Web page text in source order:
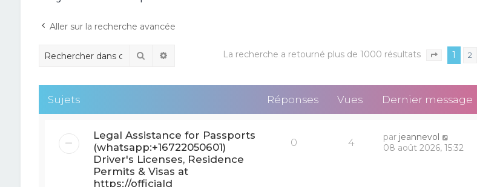
Aller sur la recherche avancée
RechercherRecherche avancéeLa recherche a retourné plus de 1000 résultats Page sur
1 2
Sujets Réponses Vues Dernier message
Legal Assistance for Passports
(whatsapp:+16722050601)
Driver's Licenses, Residence
Permits & Visas at
https://officiald
0 4 par jeannevol
08 août 2026, 15:32